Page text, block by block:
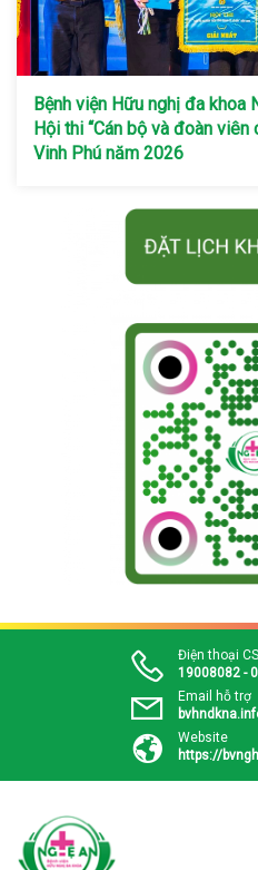
Bệnh viện Hữu nghị đa
Hội thi “Cán bộ và đoàn
Vinh Phú năm 2026
Điện thoại
19008082 -
Email hỗ trợ
Website
https://